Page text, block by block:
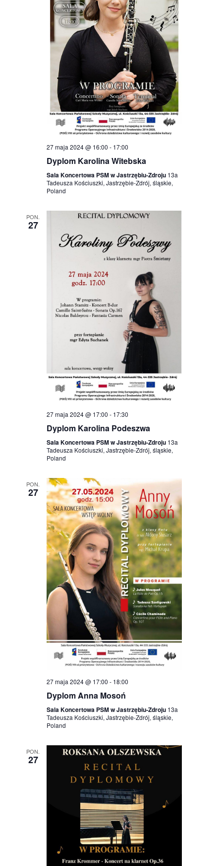
27 maja 2024 @ 16:00 - 17:00
Dyplom Karolina Witebska
Sala Koncertowa PSM w Jastrzębiu-Zdroju 13a
Tadeusza Kościuszki, Jastrzębie-Zdrój, śląskie,
Poland
PON.
27
27 maja 2024 @ 17:00 - 17:30
Dyplom Karolina Podeszwa
Sala Koncertowa PSM w Jastrzębiu-Zdroju 13a
Tadeusza Kościuszki, Jastrzębie-Zdrój, śląskie,
Poland
PON.
27
27 maja 2024 @ 17:00 - 18:00
Dyplom Anna Mosoń
Sala Koncertowa PSM w Jastrzębiu-Zdroju 13a
Tadeusza Kościuszki, Jastrzębie-Zdrój, śląskie,
Poland
PON.
27